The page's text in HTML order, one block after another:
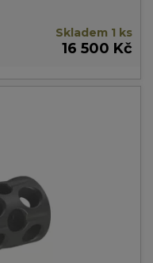
Skladem 1 ks
16 500 Kč